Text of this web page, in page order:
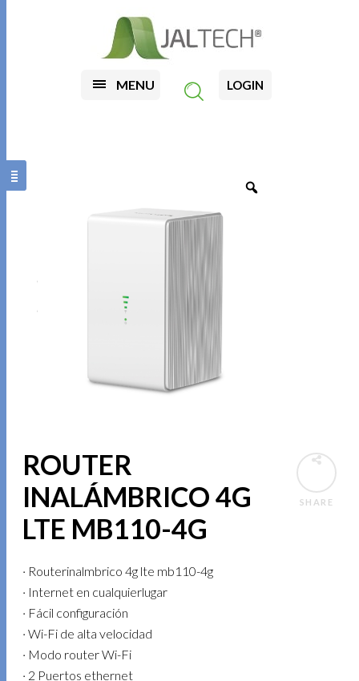
MENU LOGIN
SHARE
ROUTER
INALÁMBRICO 4G
LTE MB110-4G
· Routerinalmbrico 4g lte mb110-4g
· Internet en cualquierlugar
· Fácil configuración
· Wi-Fi de alta velocidad
· Modo router Wi-Fi
· 2 Puertos ethernet